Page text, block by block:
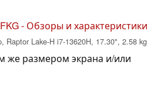
- Обзоры и характеристики
Raptor Lake-H i7-13620H, 17.30", 2.58 kg
же размером экрана и/или